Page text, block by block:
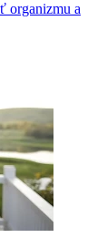
organizmu a